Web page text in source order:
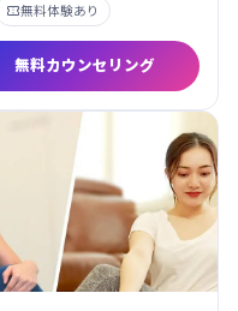
無料体験あり
無料カウンセリング